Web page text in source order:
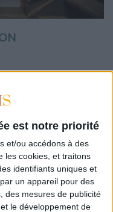
est notre priorité
et/ou accédons à des
les cookies, et traitons
identifiants uniques et
un appareil pour des
des mesures de publicité
le développement de